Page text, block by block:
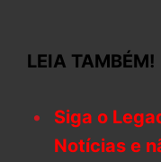
LEIA TAMBÉM!
Siga o
Notícias e